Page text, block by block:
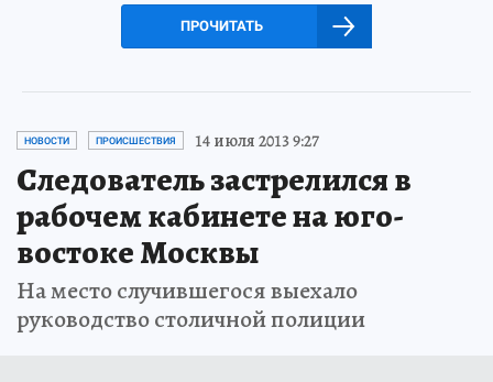
ПРОЧИТАТЬ
НОВОСТИ ПРОИСШЕСТВИЯ 14 июля 2013 9:27
Следователь застрелился в
рабочем кабинете на юго-
востоке Москвы
На место случившегося выехало
руководство столичной полиции